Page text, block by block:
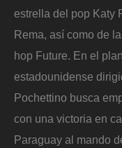
estrella del pop Katy
Rema, así como de
hop Future. En el
estadounidense
Pochettino busca
con una victoria en
Paraguay al mando